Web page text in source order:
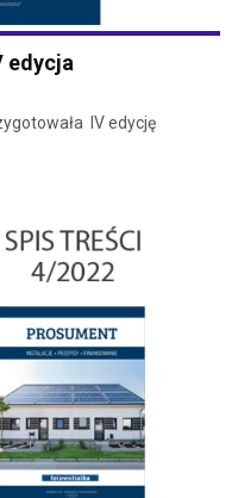
edycja
IV edycję